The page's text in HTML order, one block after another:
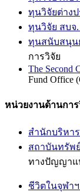
ทุนวิจัยต่างป
ทุนวิจัย สบจ.
ทุนสนับสนุน
การวิจัย
The Second
Fund Office
หน่วยงานด้านการ
สำนักบริหา
สถาบันทรัพ
ทางปัญญาแ
ชีวิตในจุฬาฯ